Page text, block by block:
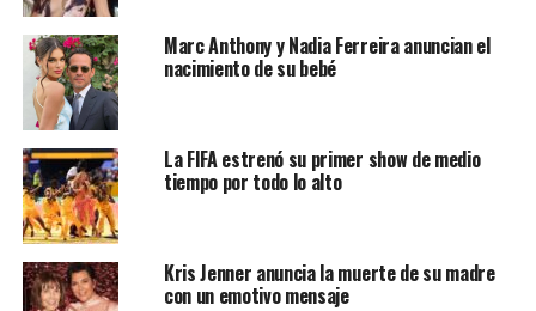
Marc Anthony y Nadia Ferreira anuncian el
nacimiento de su bebé
La FIFA estrenó su primer show de medio
tiempo por todo lo alto
Kris Jenner anuncia la muerte de su madre
con un emotivo mensaje